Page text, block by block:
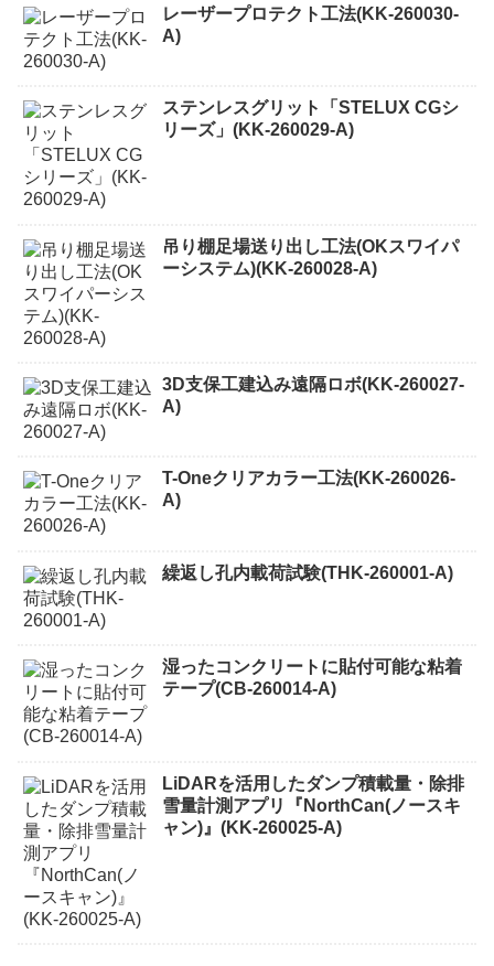
レーザープロテクト⼯法(KK-260030-
A)
ステンレスグリット「STELUX CGシ
リーズ」(KK-260029-A)
吊り棚足場送り出し工法(OKスワイパ
ーシステム)(KK-260028-A)
3D支保工建込み遠隔ロボ(KK-260027-
A)
T-Oneクリアカラー工法(KK-260026-
A)
繰返し孔内載荷試験(THK-260001-A)
湿ったコンクリートに貼付可能な粘着
テープ(CB-260014-A)
LiDARを活用したダンプ積載量・除排
雪量計測アプリ『NorthCan(ノースキ
ャン)』(KK-260025-A)